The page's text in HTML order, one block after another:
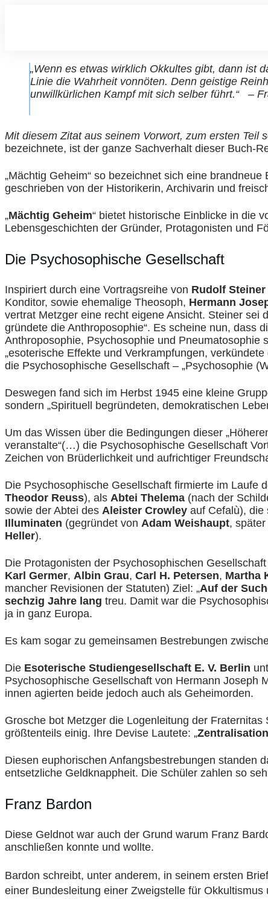
„Wenn es etwas wirklich Okkultes gibt, dann ist
Linie die Wahrheit vonnöten. Denn geistige
unwillkürlichen Kampf mit sich selber führt.“ –
Mit diesem Zitat aus seinem Vorwort, zum ersten Teil
bezeichnete, ist der ganze Sachverhalt dieser Buch-
„Mächtig Geheim“ so bezeichnet sich eine
geschrieben von der Historikerin, Archivarin und
„Mächtig Geheim“ bietet historische Einblicke in die
Lebensgeschichten der Gründer, Protagonisten und
Die Psychosophische Gesellschaft
Inspiriert durch eine Vortragsreihe von Rudolf Steiner
Konditor, sowie ehemalige Theosoph, Hermann
vertrat Metzger eine recht eigene Ansicht. Steiner
gründete die Anthroposophie“. Es scheine nun, dass
Anthroposophie, Psychosophie und
„esoterische Effekte und Verkrampfungen,
die Psychosophische Gesellschaft – „Psychosophie
Deswegen fand sich im Herbst 1945 eine kleine
sondern „Spirituell begründeten, demokratischen
Um das Wissen über die Bedingungen dieser
veranstalte“(…) die Psychosophische Gesellschaft
Zeichen von Brüderlichkeit und aufrichtiger
Die Psychosophische Gesellschaft firmierte im Laufe
Theodor Reuss), als Abtei Thelema (nach der
sowie der Abtei des Aleister Crowley auf Cefalù), die
Illuminaten (gegründet von Adam Weishaupt,
Heller).
Die Protagonisten der Psychosophischen
Karl Germer, Albin Grau, Carl H. Petersen, Martha
mancher Revisionen der Statuten) Ziel: „Auf der
sechzig Jahre lang treu. Damit war die
ja in ganz Europa.
Es kam sogar zu gemeinsamen Bestrebungen
Die Esoterische Studiengesellschaft E. V. Berlin
Psychosophische Gesellschaft von Hermann Joseph
innen agierten beide jedoch auch als Geheimorden.
Grosche bot Metzger die Logenleitung der
größtenteils einig. Ihre Devise Lautete: „
Diesen euphorischen Anfangsbestrebungen standen
entsetzliche Geldknappheit. Die Schüler zahlen so
Franz Bardon
Diese Geldnot war auch der Grund warum Franz
anschließen konnte und wollte.
Bardon schreibt, unter anderem, in seinem ersten
einer Bundesleitung einer Zweigstelle für